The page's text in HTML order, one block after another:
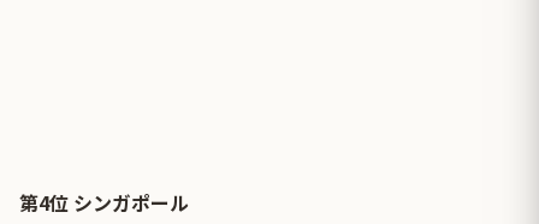
第4位 シンガポール